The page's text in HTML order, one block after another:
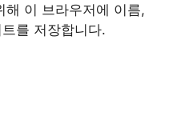
해 이 브라우저에 이름,
를 저장합니다.